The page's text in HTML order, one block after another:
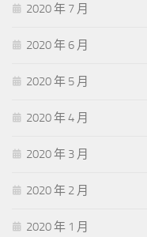
2020 年 7 月
2020 年 6 月
2020 年 5 月
2020 年 4 月
2020 年 3 月
2020 年 2 月
2020 年 1 月